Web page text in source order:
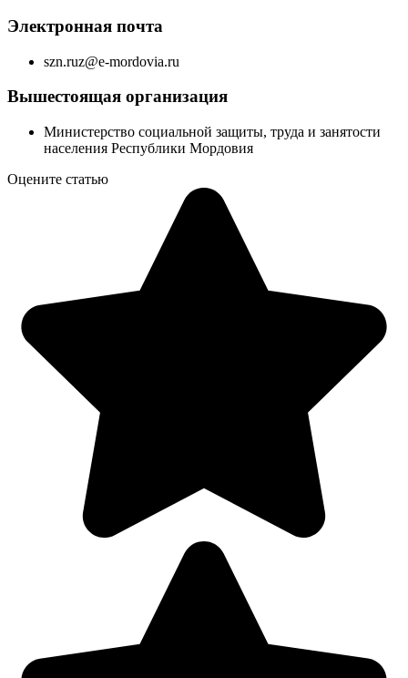
Электронная почта
szn.ruz@e-mordovia.ru
Вышестоящая организация
Министерство социальной защиты, труда и занятости
населения Республики Мордовия
Оцените статью